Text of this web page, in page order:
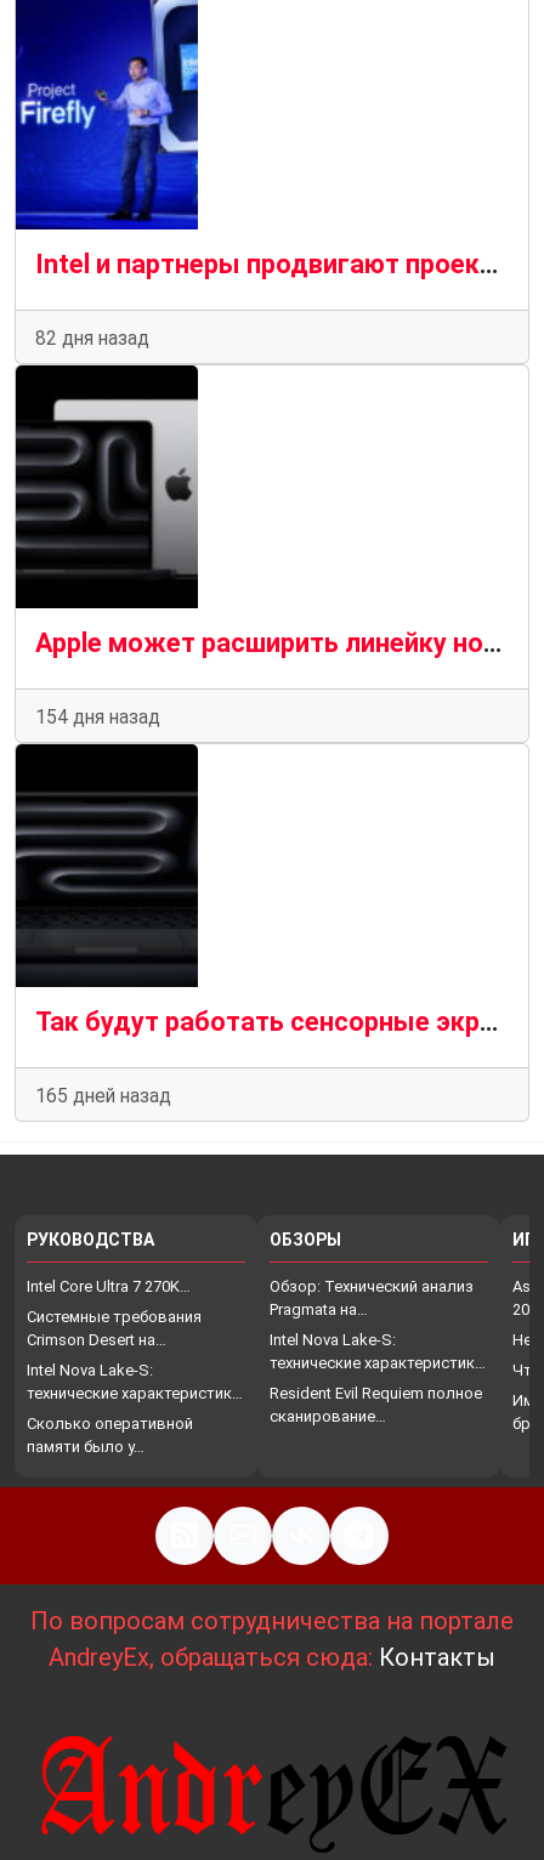
Intel и партнеры продвигают проект Firefly: все против Apple и дешевого MacBook
82 дня назад
Apple может расширить линейку ноутбуков новым MacBook Ultra
154 дня назад
Так будут работать сенсорные экраны на MacBook Pro 2026 года выпуска
165 дней назад
РУКОВОДСТВА
Intel Core Ultra 7 270K…
Системные требования
Crimson Desert на…
Intel Nova Lake-S:
технические характеристики,
…
Сколько оперативной
памяти было у…
ОБЗОРЫ
Обзор: Технический анализ
Pragmata на…
Intel Nova Lake-S:
технические характеристики,
…
Resident Evil Requiem полное
сканирование…
Что
По вопросам сотрудничества на портале
AndreyEx, обращаться сюда: Контакты